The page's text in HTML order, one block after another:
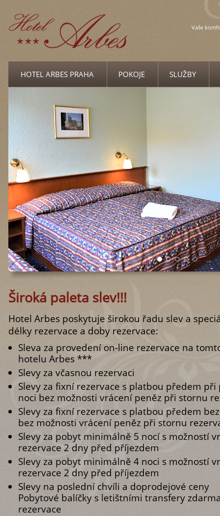
Vaše
HOTEL ARBES PRAHA POKOJE SLUŽBY
Široká paleta slev!!!
Hotel Arbes poskytuje širokou řadu slev a
délky rezervace a doby rezervace:
Sleva za provedení on-line rezervace na
hotelu Arbes ***
Slevy za včasnou rezervaci
Slevy za fixní rezervace s platbou předem
noci bez možnosti vrácení peněz při stornu
Slevy za fixní rezervace s platbou předem
bez možnosti vrácení peněz při stornu
Slevy za pobyt minimálně 5 nocí s možností
rezervace 2 dny před příjezdem
Slevy za pobyt minimálně 4 noci s možností
rezervace 2 dny před příjezdem
Slevy na poslední chvíli a doprodejové ceny
Pobytové balíčky s letištními transfery
rezervace